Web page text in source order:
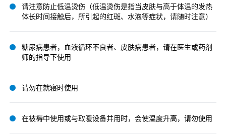
请注意防止低温烫伤（低温烫伤是指当皮肤与高于体温的发热
体长时间接触后，所引起的红斑、水泡等症状，请随时注意）
糖尿病患者，血液循环不良者、皮肤病患者，请在医生或药剂
师的指导下使用
请勿在就寝时使用
在被褥中使用或与取暖设备并用时，会使温度升高，请勿使用